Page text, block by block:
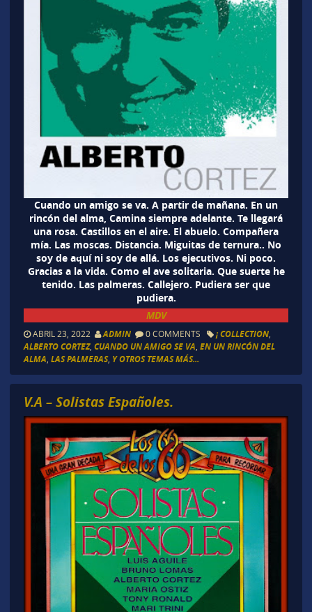
Cuando un amigo se va. A partir de mañana. En un
rincón del alma, Camina siempre adelante. Te llegará
una rosa. Castillos en el aire. El abuelo. Compañera
mía. Las moscas. Distancia. Miguitas de ternura.. No
soy de aquí ni soy de allá. Los ejecutivos. Ni poco.
Gracias a la vida. Como el ave solitaria. Que suerte he
tenido. Las palmeras. Callejero. Pudiera ser que
pudiera.
MDV
ABRIL 23, 2022 ADMIN 0 COMMENTS ¡ COLLECTION,
ALBERTO CORTEZ, CUANDO UN AMIGO SE VA, EN UN RINCÓN DEL
ALMA, LAS PALMERAS, Y OTROS TEMAS MÁS...
V.A – Solistas Españoles.